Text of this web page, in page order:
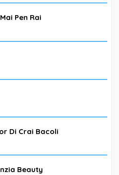
Pen Rai
Di Crai Bacoli
Beauty